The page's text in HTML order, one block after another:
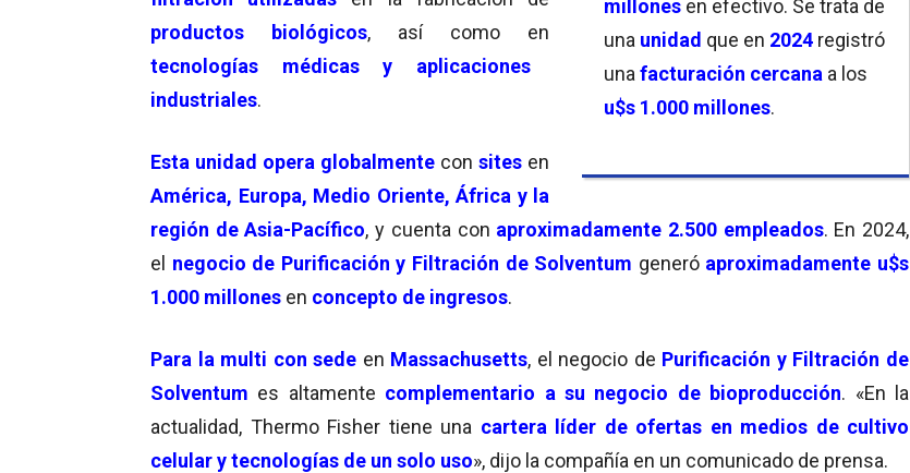
millones en efectivo. Se trata de
una unidad que en 2024 registró
una facturación cercana a los
u$s 1.000 millones.
productos biológicos, así como en
tecnologías médicas y aplicaciones
industriales.
Esta unidad opera globalmente con sites en
América, Europa, Medio Oriente, África y la
región de Asia-Pacífico, y cuenta con aproximadamente 2.500 empleados. En 2024,
el negocio de Purificación y Filtración de Solventum generó aproximadamente u$s
1.000 millones en concepto de ingresos.
Para la multi con sede en Massachusetts, el negocio de Purificación y Filtración de
Solventum es altamente complementario a su negocio de bioproducción. «En la
actualidad, Thermo Fisher tiene una cartera líder de ofertas en medios de cultivo
celular y tecnologías de un solo uso», dijo la compañía en un comunicado de prensa.